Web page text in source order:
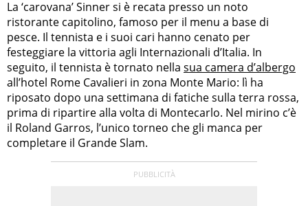
La ‘carovana’ Sinner si è recata presso un noto
ristorante capitolino, famoso per il menu a base di
pesce. Il tennista e i suoi cari hanno cenato per
festeggiare la vittoria agli Internazionali d’Italia. In
seguito, il tennista è tornato nella sua camera d’albergo
all’hotel Rome Cavalieri in zona Monte Mario: lì ha
riposato dopo una settimana di fatiche sulla terra rossa,
prima di ripartire alla volta di Montecarlo. Nel mirino c’è
il Roland Garros, l’unico torneo che gli manca per
completare il Grande Slam.